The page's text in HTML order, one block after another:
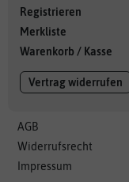
Registrieren
Merkliste
Warenkorb / Kasse
Vertrag widerrufen
AGB
Widerrufsrecht
Impressum